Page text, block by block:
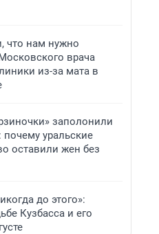
что нам нужно
врача
из-за мата в
заполонили
почему уральские
оставили жен без
до этого»:
Кузбасса и его